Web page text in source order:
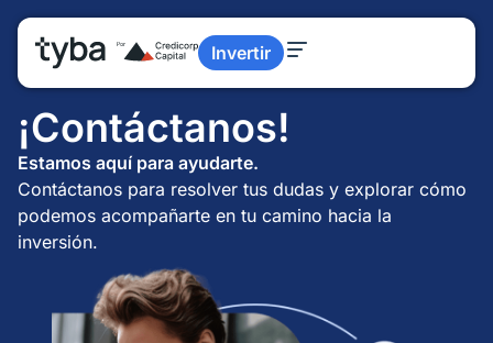
Invertir
¡Contáctanos!
Estamos aquí para ayudarte.
Contáctanos para resolver tus dudas y explorar cómo
podemos acompañarte en tu camino hacia la
inversión.